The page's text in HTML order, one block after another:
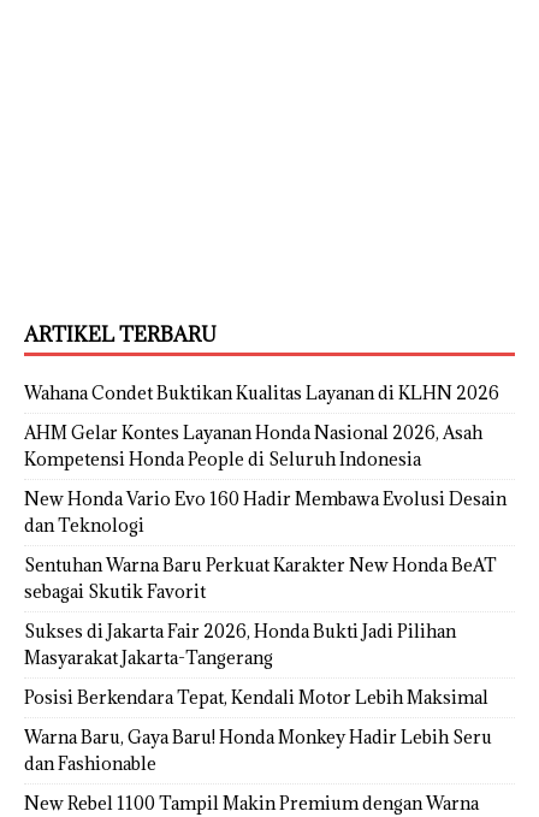
ARTIKEL TERBARU
Wahana Condet Buktikan Kualitas Layanan di KLHN 2026
AHM Gelar Kontes Layanan Honda Nasional 2026, Asah
Kompetensi Honda People di Seluruh Indonesia
New Honda Vario Evo 160 Hadir Membawa Evolusi Desain
dan Teknologi
Sentuhan Warna Baru Perkuat Karakter New Honda BeAT
sebagai Skutik Favorit
Sukses di Jakarta Fair 2026, Honda Bukti Jadi Pilihan
Masyarakat Jakarta-Tangerang
Posisi Berkendara Tepat, Kendali Motor Lebih Maksimal
Warna Baru, Gaya Baru! Honda Monkey Hadir Lebih Seru
dan Fashionable
New Rebel 1100 Tampil Makin Premium dengan Warna